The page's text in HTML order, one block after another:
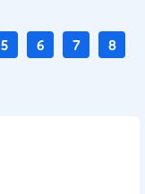
5 6 7
8